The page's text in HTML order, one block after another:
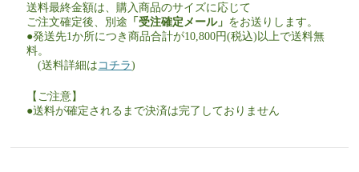
送料最終金額は、購入商品のサイズに応じて
ご注文確定後、別途 「受注確定メール」 をお送りします。
●発送先1か所につき商品合計が10,800円(税込)以上で送料無
料。
(送料詳細は コチラ)
【ご注意】
●送料が確定されるまで決済は完了しておりません